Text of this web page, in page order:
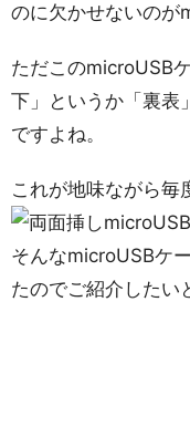
のに欠かせないのが
ただこのmicroUSB
下」というか「裏表
ですよね。
これが地味ながら毎
そんなmicroUSBケ
たのでご紹介したい